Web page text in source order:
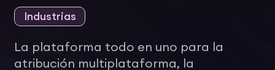
Industrias
La plataforma todo en uno para la
atribución multiplataforma, la